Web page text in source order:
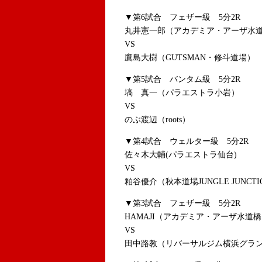
▼第6試合 フェザー級 5分2R
丸井憲一郎（アカデミア・アーザ水道
VS
鷹島大樹（GUTSMAN・修斗道場）
▼第5試合 バンタム級 5分2R
塙 真一（パラエストラ小岩）
VS
のぶ渡辺（roots）
▼第4試合 ウェルター級 5分2R
佐々木大輔(パラエストラ仙台)
VS
粕谷優介（秋本道場JUNGLE
▼第3試合 フェザー級 5分2R
HAMAJI（アカデミア・アーザ水道橋
VS
田中路教（リバーサルジム横浜グラ